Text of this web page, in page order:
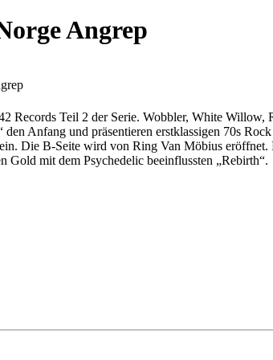
Angrep
Records Teil 2 der Serie. Wobbler, White
Anfang und präsentieren erstklassigen 70s
Die B-Seite wird von Ring Van Möbius
Gold mit dem Psychedelic beeinflussten „Rebirth“.